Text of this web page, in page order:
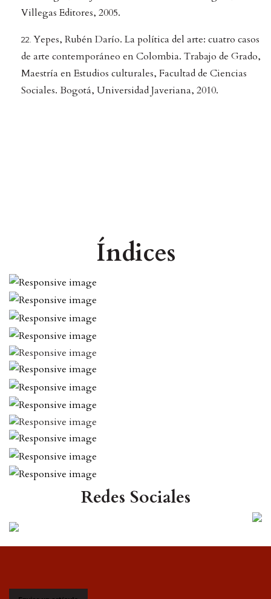
Villegas Editores, 2005.
Yepes, Rubén Darío. La política del arte: cuatro casos
de arte contemporáneo en Colombia. Trabajo de Grado,
Maestría en Estudios culturales, Facultad de Ciencias
Sociales. Bogotá, Universidad Javeriana, 2010.
Índices
Redes Sociales